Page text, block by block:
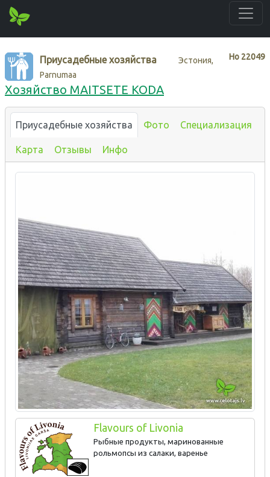
Нo 22049
Приусадебные хозяйства
Эстония,
Parnumaa
Хозяйство MAITSETE KODA
Приусадебные хозяйства Фото Специализация
Карта Отзывы Инфо
Flavours of Livonia
Рыбные продукты, маринованные
рольмопсы из салаки, варенье